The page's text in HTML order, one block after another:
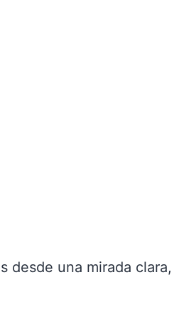
desde una mirada clara,